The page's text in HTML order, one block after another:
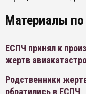
Материалы
ЕСПЧ принял к
жертв
Родственники